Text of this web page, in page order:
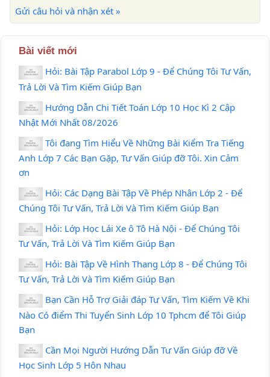
Gửi câu hỏi và nhận xét »
Bài viết mới
Hỏi: Bài Tập Parabol Lớp 9 - Để Chúng Tôi Tư Vấn,
Trả Lời Và Tìm Kiếm Giúp Bạn
Hướng Dẫn Chi Tiết Toán Lớp 10 Học Kì 2 Cập
Nhật Mới Nhất 08/2026
Tôi đang Tìm Hiểu Về Những Bài Kiểm Tra Tiếng
Anh Lớp 7 Các Bạn Gặp, Tư Vấn Giúp đỡ Tôi. Xin Cảm
ơn
Hỏi: Các Dạng Bài Tập Về Phép Nhân Lớp 2 - Để
Chúng Tôi Tư Vấn, Trả Lời Và Tìm Kiếm Giúp Bạn
Hỏi: Lớp Học Lái Xe ô Tô Hà Nội - Để Chúng Tôi
Tư Vấn, Trả Lời Và Tìm Kiếm Giúp Bạn
Hỏi: Bài Tập Về Hình Thang Lớp 8 - Để Chúng Tôi
Tư Vấn, Trả Lời Và Tìm Kiếm Giúp Bạn
Bạn Cần Hỗ Trợ Giải đáp Tư Vấn, Tìm Kiếm Về Khi
Nào Có điểm Thi Tuyển Sinh Lớp 10 Tphcm để Tôi Giúp
Bạn
Cần Mọi Người Hướng Dẫn Tư Vấn Giúp đỡ Về
Học Sinh Lớp 5 Hôn Nhau